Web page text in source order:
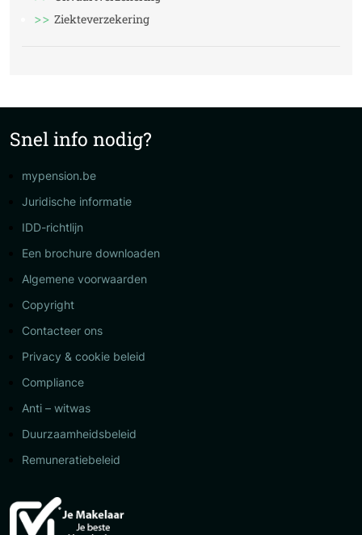
Ziekteverzekering
Snel info nodig?
mypension.be
Juridische informatie
IDD-richtlijn
Een brochure downloaden
Algemene voorwaarden
Copyright
Contacteer ons
Privacy & cookie beleid
Compliance
Anti – witwas
Duurzaamheidsbeleid
Remuneratiebeleid